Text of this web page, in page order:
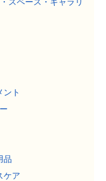
ント
品
ケア